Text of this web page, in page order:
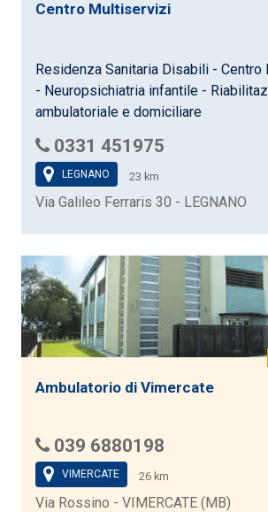
Centro Multiservizi
Residenza Sanitaria Disabili - Centro
- Neuropsichiatria infantile -
ambulatoriale e domiciliare
0331 451975
LEGNANO 23 km
Via Galileo Ferraris 30 - LEGNANO
Ambulatorio di Vimercate
039 6880198
VIMERCATE 26 km
Via Rossino - VIMERCATE (MB)